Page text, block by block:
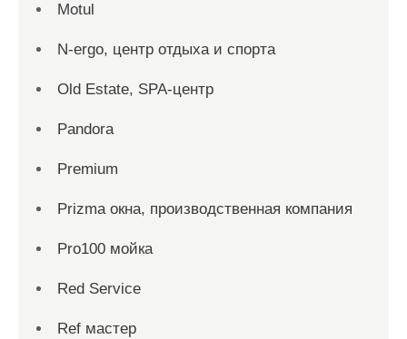
Motul
N-ergo, центр отдыха и спорта
Old Estate, SPA-центр
Pandora
Premium
Prizma окна, производственная компания
Pro100 мойка
Red Service
Ref мастер